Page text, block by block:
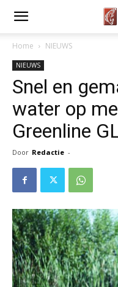
Home NIEUWS
NIEUWS
Snel en
water op
Greenline
Door Redactie -